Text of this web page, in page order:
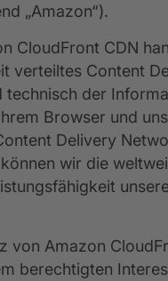
„Amazon“).
CloudFront CDN
verteiltes Content
technisch der
Browser und
Delivery
wir die
von Amazon
berechtigten